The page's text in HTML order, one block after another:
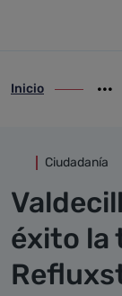
ir-a inicio
Inicio
Ciudadanía
éxito la